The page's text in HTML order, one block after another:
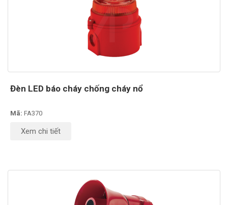
Đèn LED báo cháy chống cháy nổ
Mã: FA370
Xem chi tiết